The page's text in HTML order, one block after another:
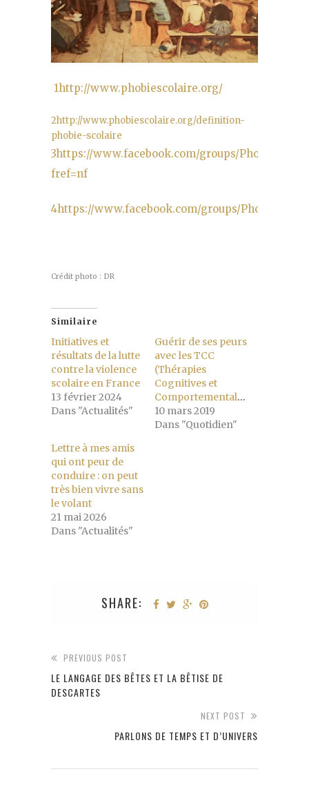
1http://www.phobiescolaire.org/
2http://www.phobiescolaire.org/definition-
phobie-scolaire
3https://www.facebook.com/groups/
fref=nf
4https://www.facebook.com/groups/
Crédit photo : DR
Similaire
Initiatives et
résultats de la lutte
contre la violence
scolaire en France
13 février 2024
Dans "Actualités"
Guérir de ses peurs
avec les TCC
(Thérapies
Cognitives et
Comportementales)
10 mars 2019
Dans "Quotidien"
Lettre à mes amis
qui ont peur de
conduire : on peut
très bien vivre sans
le volant
21 mai 2026
Dans "Actualités"
SHARE:
PREVIOUS POST
LE LANGAGE DES BÊTES ET LA BÊTISE DE
DESCARTES
NEXT POST
PARLONS DE TEMPS ET D’UNIVERS